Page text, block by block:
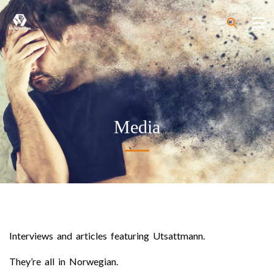
Media
Interviews and articles featuring Utsattmann.
They’re all in Norwegian.